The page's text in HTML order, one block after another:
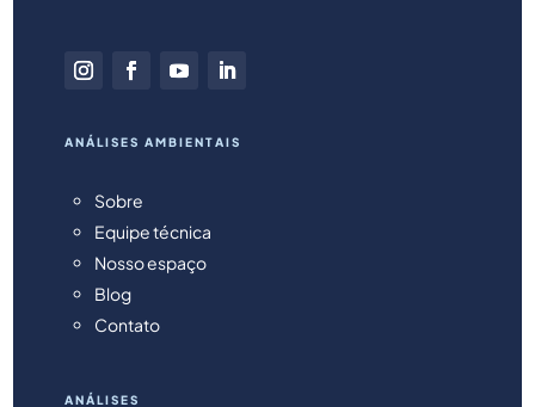
ANÁLISES AMBIENTAIS
Sobre
Equipe técnica
Nosso espaço
Blog
Contato
ANÁLISES